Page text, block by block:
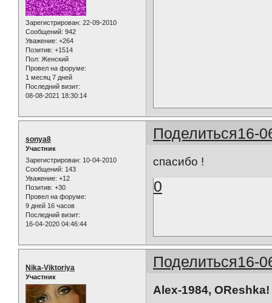
Зарегистрирован: 22-09-2010
Сообщений: 942
Уважение: +264
Позитив: +1514
Пол: Женский
Провел на форуме:
1 месяц 7 дней
Последний визит:
08-08-2021 18:30:14
Поделиться16-
sonya8
Участник
Зарегистрирован: 10-04-2010
Сообщений: 143
Уважение: +12
Позитив: +30
Провел на форуме:
9 дней 16 часов
Последний визит:
16-04-2020 04:46:44
спасибо !
0
Поделиться16-
Nika-Viktoriya
Участник
Alex-1984, OReshka!